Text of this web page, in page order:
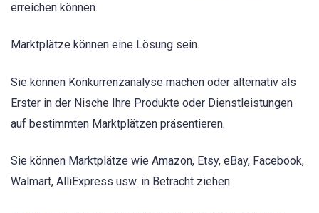
erreichen können.
Marktplätze können eine Lösung sein.
Sie können Konkurrenzanalyse machen oder alternativ als
Erster in der Nische Ihre Produkte oder Dienstleistungen
auf bestimmten Marktplätzen präsentieren.
Sie können Marktplätze wie Amazon, Etsy, eBay, Facebook,
Walmart, AlliExpress usw. in Betracht ziehen.